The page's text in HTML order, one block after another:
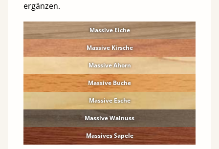
ergänzen.
Massive Eiche
Massive Kirsche
Massive Ahorn
Massive Buche
Massive Esche
Massive Walnuss
Massives Sapele